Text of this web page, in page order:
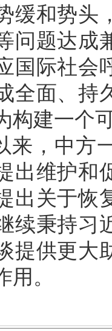
缓和势
问题达成
国际社会
全面、持
构建一个
来，中方
出维护和
出关于恢
续秉持习
提供更大
。